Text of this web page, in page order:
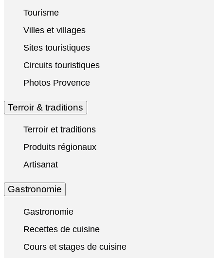
Tourisme
Villes et villages
Sites touristiques
Circuits touristiques
Photos Provence
Terroir & traditions
Terroir et traditions
Produits régionaux
Artisanat
Gastronomie
Gastronomie
Recettes de cuisine
Cours et stages de cuisine